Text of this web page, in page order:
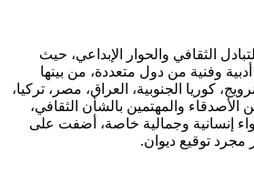
الثقافي والحوار الإبداعي، حيث
وفنية من دول متعددة، من بينها
كوريا الجنوبية، العراق، مصر، تركيا،
والمهتمين بالشأن الثقافي،
إنسانية وجمالية خاصة، أضفت على
مجرد توقيع ديوان.